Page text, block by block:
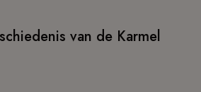
van de Karmel